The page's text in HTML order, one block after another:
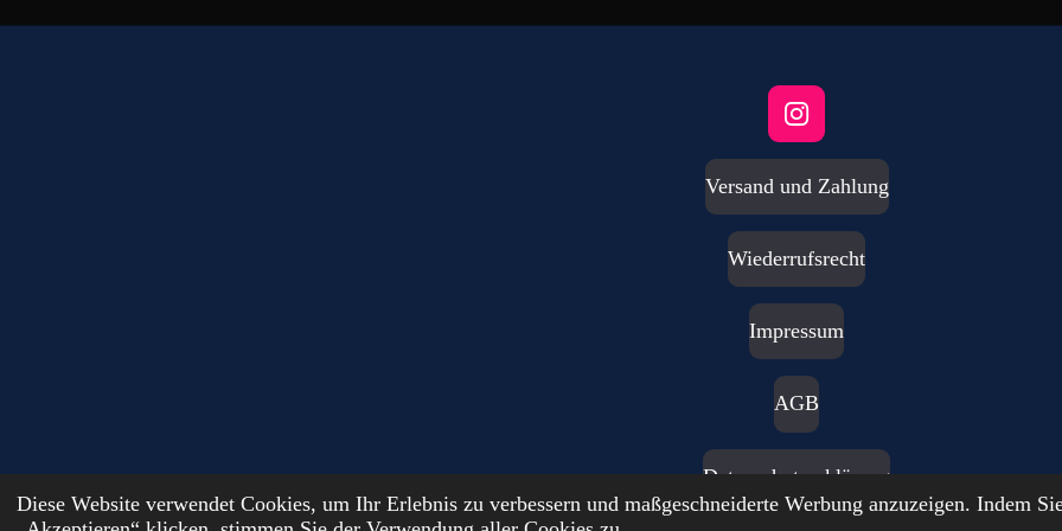
Diese Website verwendet Cookies, um Ihr Erlebnis zu verbessern und maßgeschneiderte Werbung anzuzeigen. Indem
I
n
t
r
a
m
Versand und Zahlung
Wiederrufsrecht
Impressum
AGB
Datenschutzerklärung
© 2024 - 2026 DutchFantasyForge